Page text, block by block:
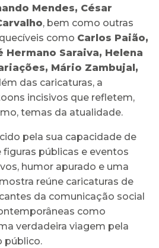
Mendes, César
, bem como outras
como Carlos Paião,
Hermano Saraiva, Helena
Mário Zambujal,
das caricaturas, a
incisivos que refletem,
temas da atualidade.
pela sua capacidade de
figuras públicas e eventos
humor apurado e uma
reúne caricaturas de
da comunicação social
como
verdadeira viagem pela
público.